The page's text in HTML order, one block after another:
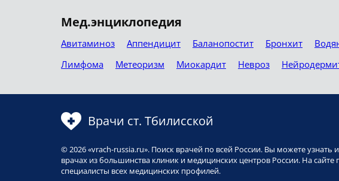
Мед.энциклопедия
Авитаминоз Аппендицит Баланопостит Бронхит
Лимфома
Метеоризм Миокардит Невроз
Врачи ст. Тбилисской
© 2026 «vrach-russia.ru». Поиск врачей по всей России. Вы можете
врачах из большинства клиник и медицинских центров России. На сайте
специалисты всех медицинских профилей.